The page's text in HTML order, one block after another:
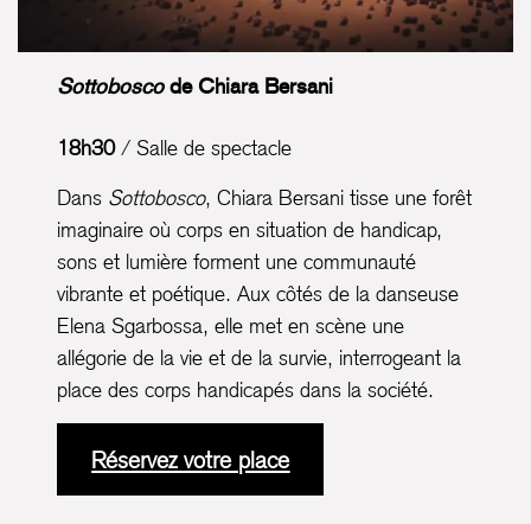
Sottoboscode Chiara Bersani
18h30 / Salle de spectacle
Dans Sottobosco, Chiara Bersani tisse une forêt
imaginaire où corps en situation de handicap,
sons et lumière forment une communauté
vibrante et poétique. Aux côtés de la danseuse
Elena Sgarbossa, elle met en scène une
allégorie de la vie et de la survie, interrogeant la
place des corps handicapés dans la société.
Réservez votre place